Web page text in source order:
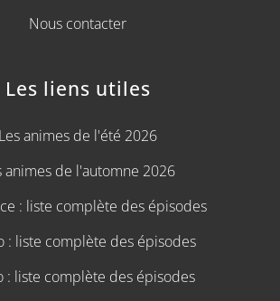
Nous contacter
Les liens utiles
Les animes de l'été 2026
animes de l'automne 2026
: liste complète des épisodes
: liste complète des épisodes
: liste complète des épisodes